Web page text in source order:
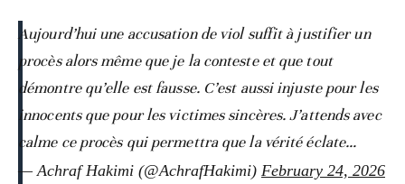
Aujourd’hui une accusation de viol suffit à justifier un
procès alors même que je la conteste et que tout
démontre qu’elle est fausse. C’est aussi injuste pour les
innocents que pour les victimes sincères. J’attends avec
calme ce procès qui permettra que la vérité éclate…
— Achraf Hakimi (@AchrafHakimi) February 24, 2026